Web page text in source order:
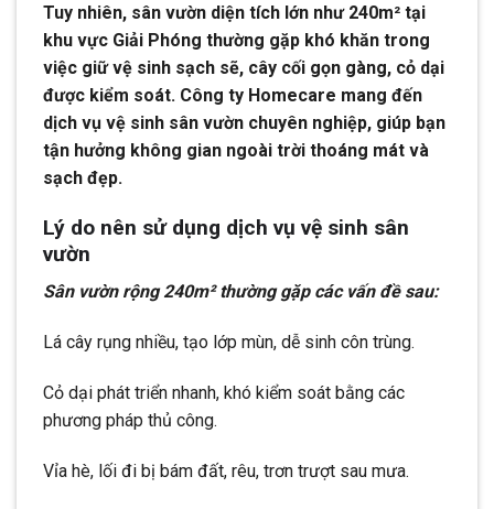
Tuy nhiên, sân vườn diện tích lớn như 240m² tại
khu vực Giải Phóng thường gặp khó khăn trong
việc giữ vệ sinh sạch sẽ, cây cối gọn gàng, cỏ dại
được kiểm soát. Công ty Homecare mang đến
dịch vụ vệ sinh sân vườn chuyên nghiệp, giúp bạn
tận hưởng không gian ngoài trời thoáng mát và
sạch đẹp.
Lý do nên sử dụng dịch vụ vệ sinh sân
vườn
Sân vườn rộng 240m² thường gặp các vấn đề sau:
Lá cây rụng nhiều, tạo lớp mùn, dễ sinh côn trùng.
Cỏ dại phát triển nhanh, khó kiểm soát bằng các
phương pháp thủ công.
Vỉa hè, lối đi bị bám đất, rêu, trơn trượt sau mưa.